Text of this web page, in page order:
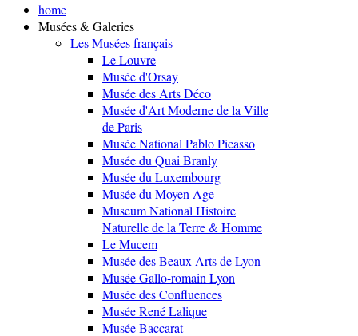
home
Musées & Galeries
Les Musées français
Le Louvre
Musée d'Orsay
Musée des Arts Déco
Musée d'Art Moderne de la Ville
de Paris
Musée National Pablo Picasso
Musée du Quai Branly
Musée du Luxembourg
Musée du Moyen Age
Museum National Histoire
Naturelle de la Terre & Homme
Le Mucem
Musée des Beaux Arts de Lyon
Musée Gallo-romain Lyon
Musée des Confluences
Musée René Lalique
Musée Baccarat